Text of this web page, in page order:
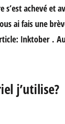
s’est achevé et
ai fais une
Inktober .
j’utilise?